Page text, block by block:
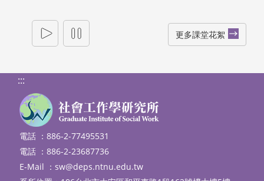
更多課堂花絮
:::
電話 ：886-2-77495531
電話 ：886-2-23687736
E-Mail ： sw@deps.ntnu.edu.tw